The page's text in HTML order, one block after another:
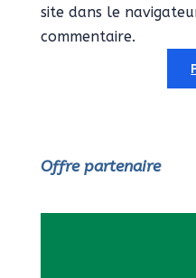
site dans le
commentaire.
Offre partenaire